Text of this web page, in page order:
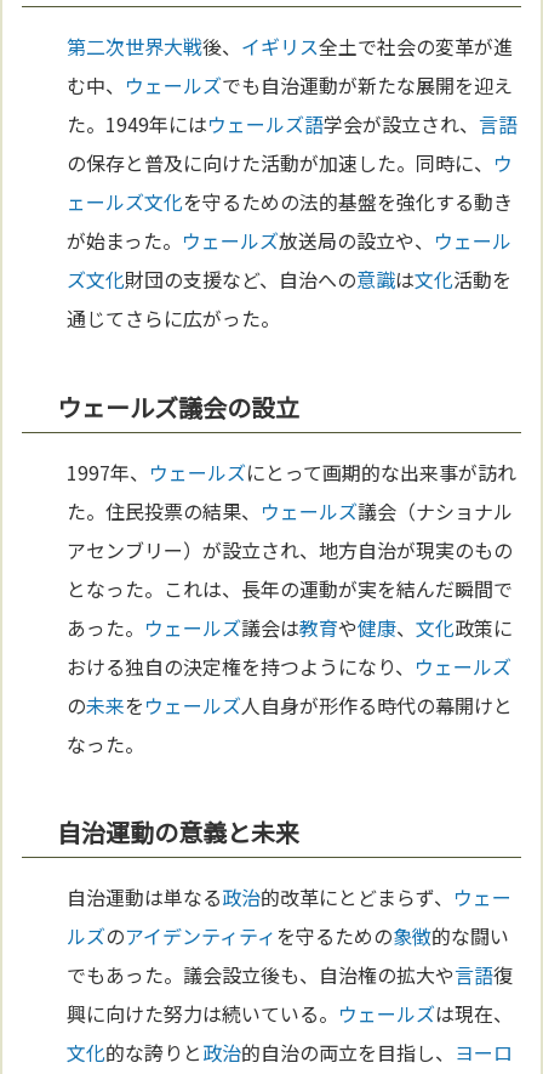
第二次世界大戦後、 イギリス全土で社会の変革が進
む中、 ウェールズでも自治運動が新たな展開を迎え
た。1949年にはウェールズ語学会が設立され、言語
の保存と普及に向けた活動が加速した。同時に、 ウ
ェールズ文化を守るための法的基盤を強化する動き
が始まった。 ウェールズ放送局の設立や、 ウェール
ズ文化財団の支援など、自治への意識は文化活動を
通じてさらに広がった。
ウェールズ議会の設立
1997年、 ウェールズにとって画期的な出来事が訪れ
た。住民投票の結果、 ウェールズ議会（ナショナル
アセンブリー）が設立され、地方自治が現実のもの
となった。これは、長年の運動が実を結んだ瞬間で
あった。 ウェールズ議会は教育や健康、文化政策に
おける独自の決定権を持つようになり、 ウェールズ
の未来をウェールズ人自身が形作る時代の幕開けと
なった。
自治運動の意義と未来
自治運動は単なる政治的改革にとどまらず、 ウェー
ルズのアイデンティティを守るための象徴的な闘い
でもあった。議会設立後も、自治権の拡大や言語復
興に向けた努力は続いている。 ウェールズは現在、
文化的な誇りと政治的自治の両立を目指し、 ヨーロ